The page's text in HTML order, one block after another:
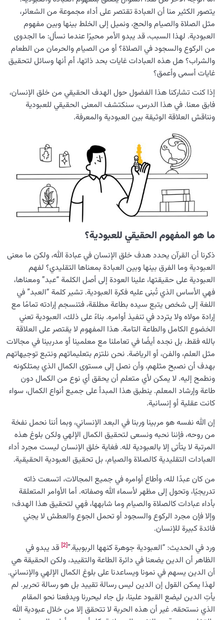
الإنسان محور الخلق 0/9
رؤية عالم الغيب 0/9
يتصور الكثير منا أن العبادة تقتصر على أداء مجموعة من الشعائر،
مثل الصلاة والصيام والحج، ونميل إلى الخلط بينها وبين مفهوم
العبودية. لهذا السبب، قد يبدو الأمر محيرًا عندما نسأل: ما الجدوى
من الركوع والسجود في الصلاة؟ أو من الصيام والحرمان من الطعام
والشراب؟ هل هذه العبادات غايات بحد ذاتها، أم أنها وسائل لتحقيق
غايات أسمى وأعمق؟
إذا كنت تشاركنا هذا الفضول حول الهدف الحقيقي من خلق الإنسان،
فابق معنا. في هذا الدرس، سنكتشف المعنى الحقيقي للعبودية
ونناقش العلاقة الوثيقة بين العبودية والمعرفة.
ما هو المفهوم الحقيقي للعبودية؟
ذكرنا أن القرآن يحدد هدف خلق الإنسان في عبادة الله، ولكن ما معنى
العبودية وما الفرق بينها وبين العبادة بمعناها التقليدي؟ لفهم
العبودية على حقيقتها، علينا العودة إلى أصل الكلمة “عبد” ومعناها،
فهي الأساس الذي تُبنى عليه فكرة العبودية. تشير كلمة “العبد” في
اللغة إلى شخص يتبع سيده بطاعة مطلقة، فتنسجم إرادته تمامًا مع
إرادة مولاه ولا يتردد في تنفيذ أوامره. بناءً على ذلك، العبودية تعني
الخضوع الكامل والطاعة التامة. هذا المفهوم لا يقتصر على العلاقة
بالله فقط، بل نجده أيضًا في تعاملنا مع معلمينا أو مدربينا في مجالات
مثل العلم، والفن، أو الرياضة. نحن نلتزم بتعليماتهم ونتبع توجيهاتهم
بهدف أن نصبح مثلهم، وأن نصل إلى مستوى الكمال الذي يمتلكونه
ونطمح إليه. لا يمكن لأي متعلم أن يحقق أي نوع من الكمال دون
طاعة وإرشاد المعلم. ينطبق هذا المبدأ على جميع أنواع الكمال، سواء
كانت عقلية أو إنسانية.
إن الله نفسه هو مربينا وربنا في البعد الإنساني، وبما أننا نحمل نفخة
من روحه، فإننا نحبه ونسعى لتحقيق الكمال الإلهي ولكن بلوغ هذه
المرتبة لا يتأتى إلا بالعبودية لله. فغاية خلق الإنسان ليست مجرد أداء
العبادات التقليدية كالصلاة والصيام، بل تحقيق العبودية الحقيقية.
من كان عبدًا لله، وأطاع أوامره في جميع المجالات، اتسعت ذاته
تدريجيًا، وتحول إلى مظهر لأسماء الله وصفاته. أما الأوامر المتعلقة
بأداء عبادات كالصلاة والصيام وما شابهها، فهي لتحقيق هذا الهدف؛
وإلا فإن مجرد الركوع والسجود أو تحمل الجوع والعطش لا يجني
فائدة كبيرة للإنسان.
ورد في الحديث: “العبودية جوهرة كنهها الربوبية.”[2]
قد يبدو في
الظاهر أن الدين يضعنا في دائرة الطاعة والتقييد، ولكن الحقيقة هي
أن الدين يسهم في نمونا ويساعدنا على بلوغ الكمال الإلهي والإنساني.
لهذا يمكن القول إن الدين ليس رسالة تقييد بل هو رسالة تحرير. لم
يأتِ الدين ليضع القيود علينا، بل جاء ليحررنا ويدفعنا نحو المقام
الذي نستحقه. غير أن هذه الحرية لا تتحقق إلا من خلال عبودية الله